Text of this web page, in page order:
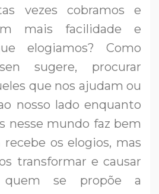
vezes cobramos e
mais facilidade e
elogiamos? Como
sugere, procurar
que nos ajudam ou
nosso lado enquanto
nesse mundo faz bem
os elogios, mas
transformar e causar
quem se propõe a